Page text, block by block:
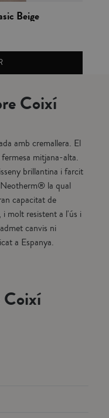
Beige
Coixí
amb cremallera. El
mitjana-alta.
brillantina i farcit
la qual
capacitat de
i molt resistent a l'ús i
canvis ni
a Espanya.
Coixí